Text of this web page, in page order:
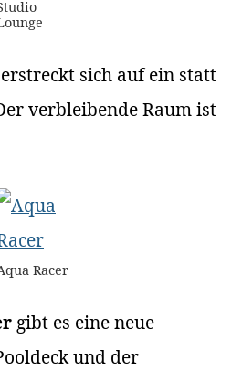
erstreckt sich auf ein statt
verbleibende Raum ist
Racer
gibt es eine neue
und der